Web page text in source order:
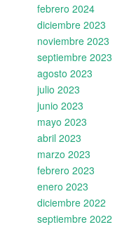
febrero 2024
diciembre 2023
noviembre 2023
septiembre 2023
agosto 2023
julio 2023
junio 2023
mayo 2023
abril 2023
marzo 2023
febrero 2023
enero 2023
diciembre 2022
septiembre 2022